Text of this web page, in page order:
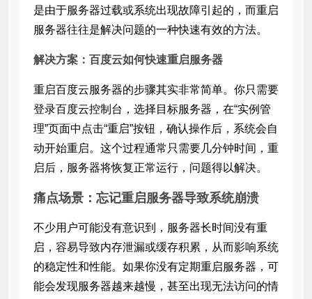
是由于服务器过载或系统出现故障引起的，而重启
服务器往往是解决问题的一种快速有效的方法。
解决方案：百度云如何快速重启服务器
重启百度云服务器的步骤其实非常简单。你只需要
登录百度云控制台，选择目标服务器，在“实例管
理”页面中点击“重启”按钮，确认操作后，系统会自
动开始重启。这个过程通常只需要几分钟时间，重
启后，服务器将恢复正常运行，问题得以解决。
痛点场景：忘记重启服务器导致系统崩溃
不少用户可能没有意识到，服务器长时间没有重
启，容易导致内存泄漏或缓存积累，从而影响系统
的稳定性和性能。如果你没有定期重启服务器，可
能会发现服务器越来越慢，甚至出现无法访问的情